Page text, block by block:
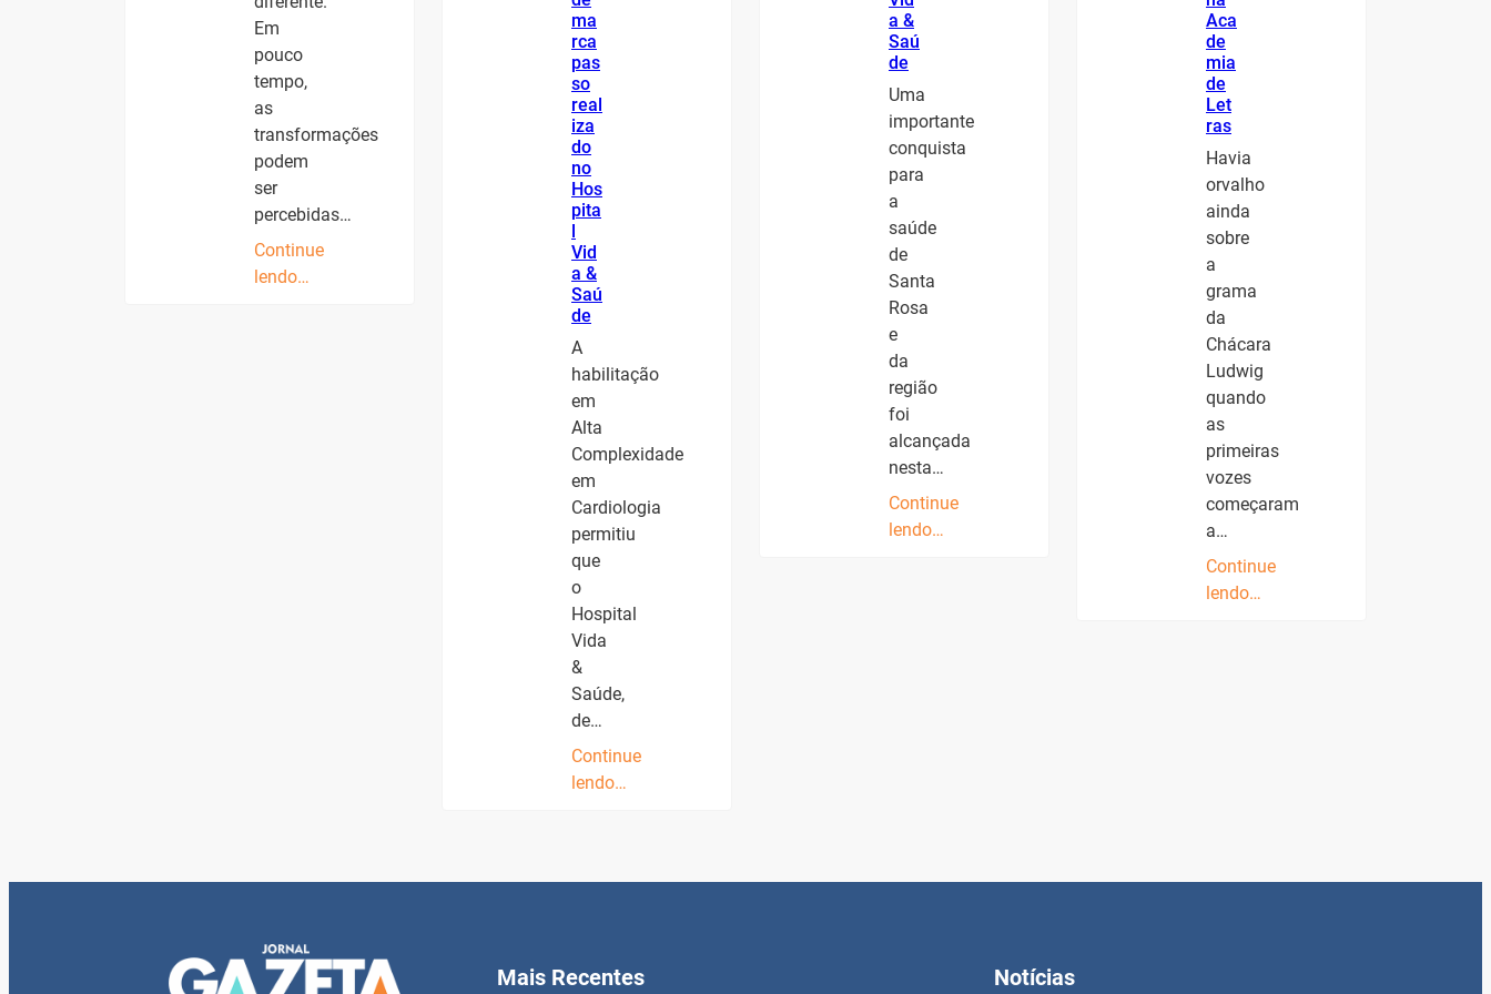
Em
pouco
tempo,
as
transformações
podem
ser
percebidas…
Continue
lendo…
ma
rca
pas
so
real
iza
do
no
Hos
pita
Vid
a &
Saú
de
A
habilitação
em
Alta
Complexidade
em
Cardiologia
permitiu
que
o
Hospital
Vida
&
Saúde,
de…
Continue
lendo…
a &
Saú
de
Uma
importante
conquista
para
a
saúde
de
Santa
Rosa
e
da
região
foi
alcançada
nesta…
Continue
lendo…
Aca
de
mia
de
Let
ras
Havia
orvalho
ainda
sobre
a
grama
da
Chácara
Ludwig
quando
as
primeiras
vozes
começaram
a…
Continue
lendo…
Mais Recentes Notícias